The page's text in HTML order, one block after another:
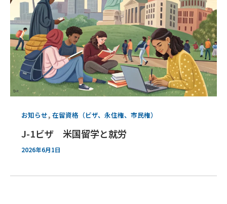
お知らせ, 在留資格（ビザ、永住権、市民権）
J-1ビザ 米国留学と就労
2026年6月1日